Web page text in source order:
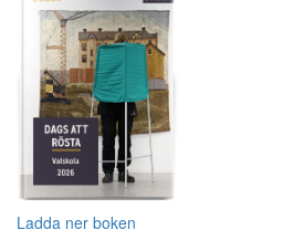
Ladda ner boken